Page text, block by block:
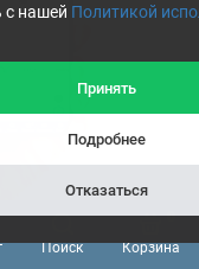
Поиск Корзина
0
с нашей Политикой
Принять
Подробнее
Отказаться